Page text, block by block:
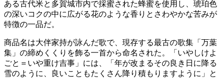
ある古代米と多賀城市内で採蜜された蜂蜜を使用し、琥珀色
の深いコクの中に広がる花のような香りとさわやかな苦みが
特徴の一品だ。
商品名は大伴家持が詠んだ歌で、現存する最古の歌集「万葉
集」の締めくくりを飾る一首から命名された。「いやしけよ
ごと＝いや重け吉事」には、「年が改まるその良き日に降る
雪のように、良いこともたくさん降り積もりますように」と